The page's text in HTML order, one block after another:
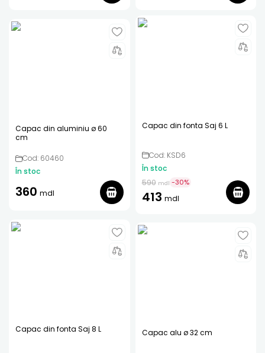
Capac din aluminiu ø 60
cm
Cod: 60460
În stoc
360 mdl
Capac din fonta Saj 6 L
Cod: KSD6
În stoc
590 mdl -30%
413 mdl
Capac din fonta Saj 8 L Capac alu ø 32 cm